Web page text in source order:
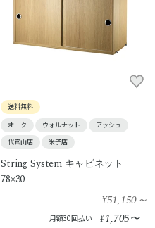
送料無料
オーク
ウォルナット
アッシュ
代官山店
米子店
String System キャビネット
78×30
¥51,150～
月額30回払い ¥1,705〜